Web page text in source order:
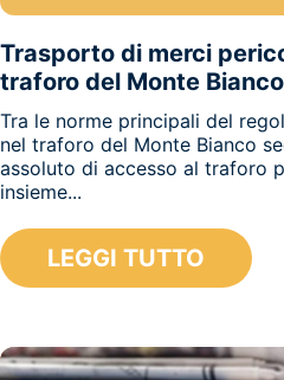
Trasporto di merci
traforo del Monte Bianco
Tra le norme principali del
nel traforo del Monte Bianco
assoluto di accesso al traforo
insieme...
LEGGI TUTTO